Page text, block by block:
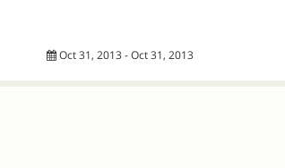
Oct 31, 2013 - Oct 31, 2013